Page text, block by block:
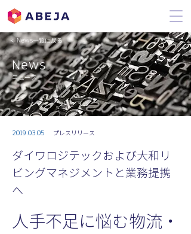
＜ News一覧に戻る
News
ニュース
2019.03.05 プレスリリース
ダイワロジテックおよび大和リ
ビングマネジメントと業務提携
へ
人手不足に悩む物流・